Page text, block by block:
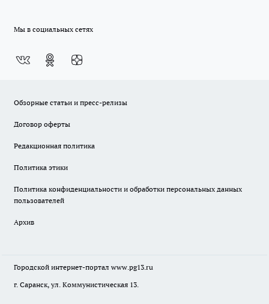
Мы в социальных сетях
Обзорные статьи и пресс-релизы
Договор оферты
Редакционная политика
Политика этики
Политика конфиденциальности и обработки персональных данных
пользователей
Архив
Городской интернет-портал www.pg13.ru
г. Саранск, ул. Коммунистическая 13.